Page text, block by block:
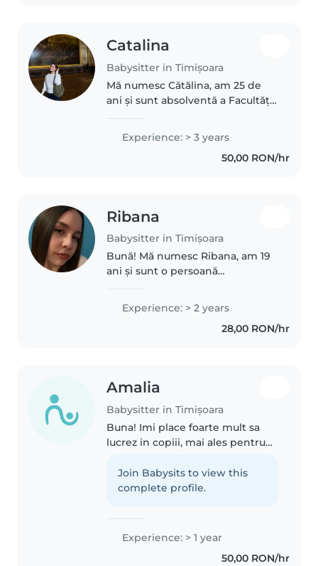
Catalina
Babysitter in Timișoara
Mă numesc Cătălina, am 25 de
ani și sunt absolventă a Facultății
formându-mă în domeniul
logopediei. De asemenea, mă..
Experience: > 3 years
50,00 RON/hr
Ribana
Babysitter in Timișoara
Bună! Mă numesc Ribana, am 19
ani și sunt o persoană
prietenoasă, care iubește atât
copiii, cât și animalele. Îmi place
să petrec timp cu cei mici, să îi..
Experience: > 2 years
28,00 RON/hr
Amalia
Babysitter in Timișoara
Buna! Imi place foarte mult sa
lucrez in copiii, mai ales pentru
profil pedagogic. Am experienta
cu bebelusi (3 luni – 3 ani) si copii
Join Babysits to view this
complete profile.
Experience: > 1 year
50,00 RON/hr